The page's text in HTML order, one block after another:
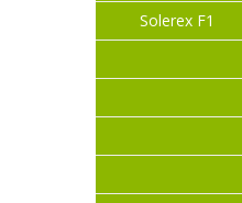
Solerex F1